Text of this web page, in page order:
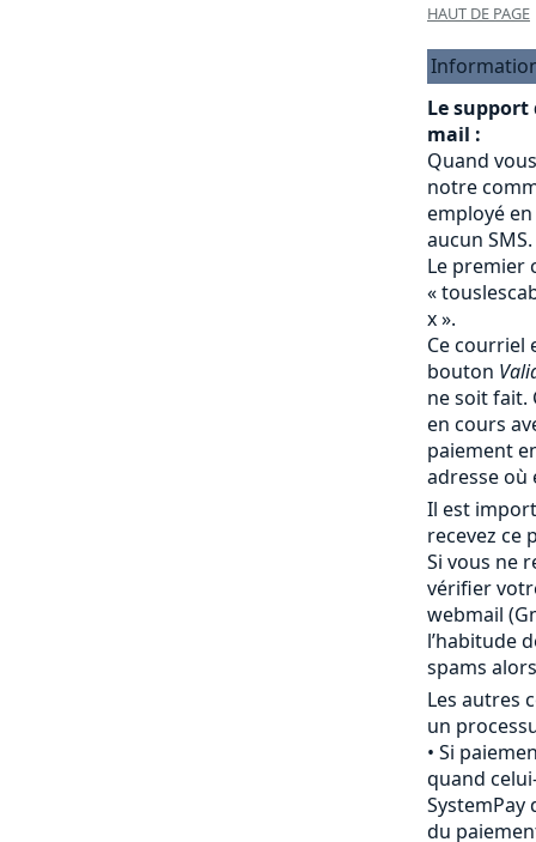
HAUT DE PAGE
Le
mail :
Quand
notre
employé en
aucun SMS.
Le premier
«
x ».
Ce courriel
bouton
ne soit fait.
en cours
paiement
adresse où
Il est
recevez ce
Si vous ne
vérifier
webmail
l’habitude
spams
Les autres
un
Si
quand
SystemPay
du